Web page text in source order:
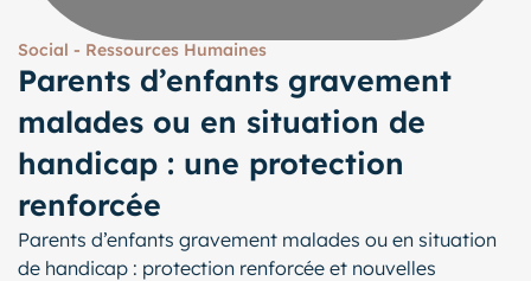
Social - Ressources Humaines
Parents d’enfants gravement
malades ou en situation de
handicap : une protection
renforcée
Parents d’enfants gravement malades ou en situation
de handicap : protection renforcée et nouvelles